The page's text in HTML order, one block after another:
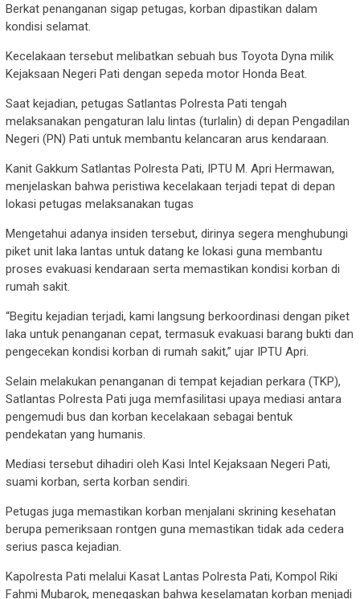
Berkat penanganan sigap petugas, korban dipastikan dalam
kondisi selamat.
Kecelakaan tersebut melibatkan sebuah bus Toyota Dyna milik
Kejaksaan Negeri Pati dengan sepeda motor Honda Beat.
Saat kejadian, petugas Satlantas Polresta Pati tengah
melaksanakan pengaturan lalu lintas (turlalin) di depan Pengadilan
Negeri (PN) Pati untuk membantu kelancaran arus kendaraan.
Kanit Gakkum Satlantas Polresta Pati, IPTU M. Apri Hermawan,
menjelaskan bahwa peristiwa kecelakaan terjadi tepat di depan
lokasi petugas melaksanakan tugas
Mengetahui adanya insiden tersebut, dirinya segera menghubungi
piket unit laka lantas untuk datang ke lokasi guna membantu
proses evakuasi kendaraan serta memastikan kondisi korban di
rumah sakit.
“Begitu kejadian terjadi, kami langsung berkoordinasi dengan piket
laka untuk penanganan cepat, termasuk evakuasi barang bukti dan
pengecekan kondisi korban di rumah sakit,” ujar IPTU Apri.
Selain melakukan penanganan di tempat kejadian perkara (TKP),
Satlantas Polresta Pati juga memfasilitasi upaya mediasi antara
pengemudi bus dan korban kecelakaan sebagai bentuk
pendekatan yang humanis.
Mediasi tersebut dihadiri oleh Kasi Intel Kejaksaan Negeri Pati,
suami korban, serta korban sendiri.
Petugas juga memastikan korban menjalani skrining kesehatan
berupa pemeriksaan rontgen guna memastikan tidak ada cedera
serius pasca kejadian.
Kapolresta Pati melalui Kasat Lantas Polresta Pati, Kompol Riki
Fahmi Mubarok, menegaskan bahwa keselamatan korban menjadi